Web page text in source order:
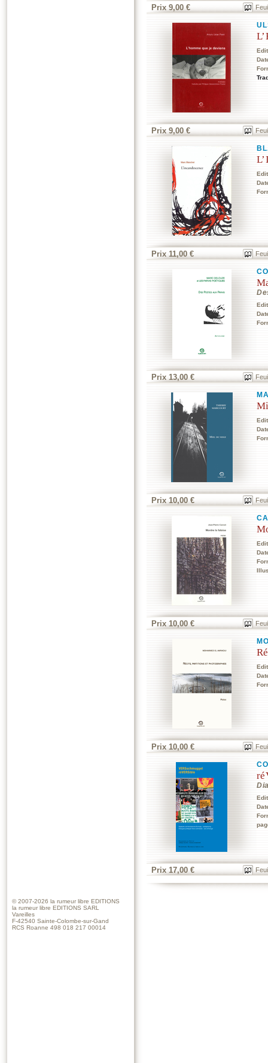
Prix 9,00 €
Prix 9,00 €
Prix 11,00 €
Prix 13,00 €
Prix 10,00 €
Prix 10,00 €
Prix 10,00 €
Prix 17,00 €
© 2007-2026 la rumeur libre EDITIONS
la rumeur libre EDITIONS SARL
Vareilles
F-42540 Sainte-Colombe-sur-Gand
RCS Roanne 498 018 217 00014